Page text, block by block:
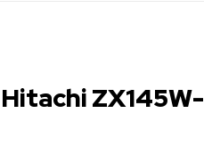
ZX145W-